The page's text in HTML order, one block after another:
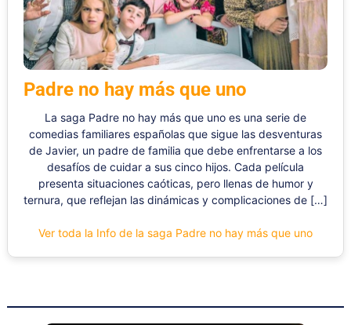
Padre no hay más que uno
La saga Padre no hay más que uno es una serie de
comedias familiares españolas que sigue las desventuras
de Javier, un padre de familia que debe enfrentarse a los
desafíos de cuidar a sus cinco hijos. Cada película
presenta situaciones caóticas, pero llenas de humor y
ternura, que reflejan las dinámicas y complicaciones de […]
Ver toda la Info de la saga Padre no hay más que uno